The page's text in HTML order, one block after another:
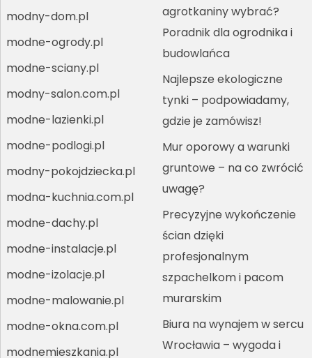
modny-dom.pl
modne-ogrody.pl
modne-sciany.pl
modny-salon.com.pl
modne-lazienki.pl
modne-podlogi.pl
modny-pokojdziecka.pl
modna-kuchnia.com.pl
modne-dachy.pl
modne-instalacje.pl
modne-izolacje.pl
modne-malowanie.pl
modne-okna.com.pl
modnemieszkania.pl
agrotkaniny wybrać?
Poradnik dla ogrodnika i
budowlańca
Najlepsze ekologiczne
tynki – podpowiadamy,
gdzie je zamówisz!
Mur oporowy a warunki
gruntowe – na co zwrócić
uwagę?
Precyzyjne wykończenie
ścian dzięki
profesjonalnym
szpachelkom i pacom
murarskim
Biura na wynajem w sercu
Wrocławia – wygoda i